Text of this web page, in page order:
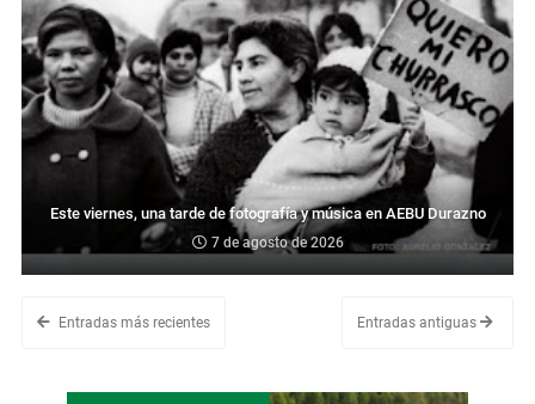
Este viernes, una tarde de fotografía y música en AEBU Durazno
7 de agosto de 2026
Entradas más recientes Entradas antiguas